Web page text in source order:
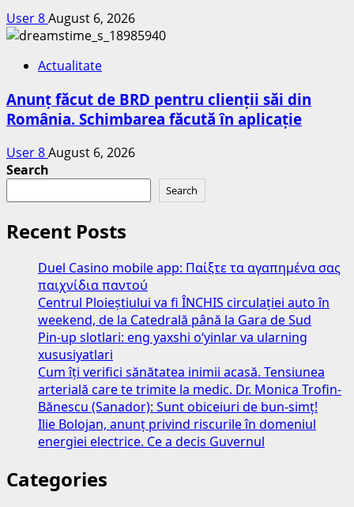
User 8August 6, 2026
Actualitate
Anunț făcut de BRD pentru clienții săi din
România. Schimbarea făcută în aplicație
User 8August 6, 2026
Search
Search
Recent Posts
Duel Casino mobile app: Παίξτε τα αγαπημένα σας
παιχνίδια παντού
Centrul Ploieștiului va fi ÎNCHIS circulației auto în
weekend, de la Catedrală până la Gara de Sud
Pin-up slotlari: eng yaxshi o‘yinlar va ularning
xususiyatlari
Cum îți verifici sănătatea inimii acasă. Tensiunea
arterială care te trimite la medic. Dr. Monica Trofin-
Bănescu (Sanador): Sunt obiceiuri de bun-simț!
Ilie Bolojan, anunț privind riscurile în domeniul
energiei electrice. Ce a decis Guvernul
Categories